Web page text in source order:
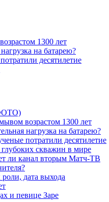
1300 лет
на батарею?
десятилетие
возрастом 1300 лет
нагрузка на батарею?
потратили десятилетие
скважин в мире
ли канал вторым Матч-ТВ
дата выхода
и певице Заре